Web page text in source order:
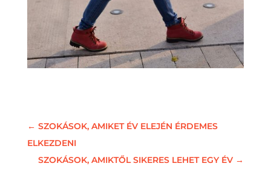
← SZOKÁSOK, AMIKET ÉV ELEJÉN ÉRDEMES
ELKEZDENI
SZOKÁSOK, AMIKTŐL SIKERES LEHET EGY ÉV →